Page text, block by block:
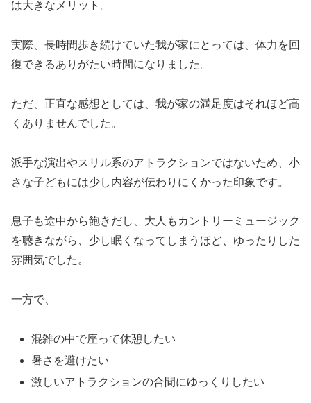
は大きなメリット。
実際、長時間歩き続けていた我が家にとっては、体力を回
復できるありがたい時間になりました。
ただ、正直な感想としては、我が家の満足度はそれほど高
くありませんでした。
派手な演出やスリル系のアトラクションではないため、小
さな子どもには少し内容が伝わりにくかった印象です。
息子も途中から飽きだし、大人もカントリーミュージック
を聴きながら、少し眠くなってしまうほど、ゆったりした
雰囲気でした。
一方で、
混雑の中で座って休憩したい
暑さを避けたい
激しいアトラクションの合間にゆっくりしたい